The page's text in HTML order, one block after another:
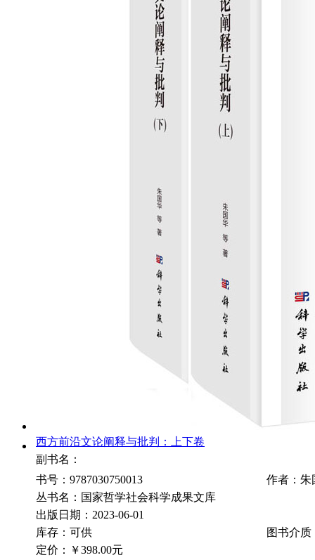
西方前沿文论阐释与批判：上下卷
副书名：
书号：9787030750013
作者：朱
丛书名：国家哲学社会科学成果文库
出版日期：2023-06-01
库存：可供
图书介质
定价：
￥398.00元